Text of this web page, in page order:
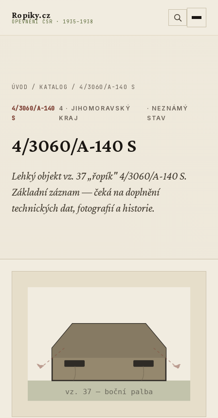
Ropiky.cz
OPEVNĚNÍ ČSR · 1935–1938
ÚVOD / KATALOG / 4/3060/A-140 S
4/3060/A-140
S
4 · JIHOMORAVSKÝ
KRAJ
· NEZNÁMÝ
STAV
4/3060/A-140 S
Lehký objekt vz. 37 „řopík" 4/3060/A-140 S.
Základní záznam — čeká na doplnění
technických dat, fotografií a historie.